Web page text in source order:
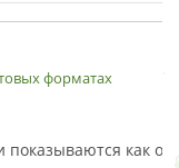
форматах
показываются как